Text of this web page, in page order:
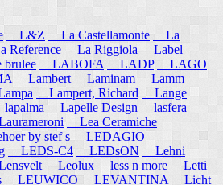
L&Z La Castellamonte
La
Reference La Riggiola
Label
brulee
LABOFA LADP
LAGO
Lambert Laminam
Lamm
Lampert, Richard
Lange
Lapelle Design
lasfera
Lea Ceramiche
by stef s
LEDAGIO
LEDS-C4 LEDsON
Lehni
Leolux less n more
Letti
LEUWICO LEVANTINA
Licht